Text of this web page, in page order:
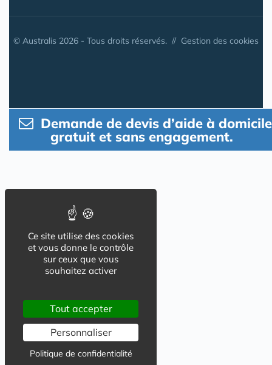
© Australis 2026 - Tous droits réservés. // Gestion des cookies
Demande de devis d’aide à domicile
gratuit et sans engagement.
Ce site utilise des cookies
et vous donne le contrôle
sur ceux que vous
souhaitez activer
Tout accepter
Personnaliser
Politique de confidentialité